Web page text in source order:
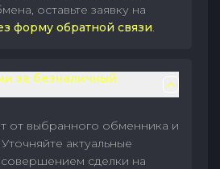
оставьте заявку на
форму обратной связи.
за безналичный
от выбранного обменника и
актуальные
сделки на